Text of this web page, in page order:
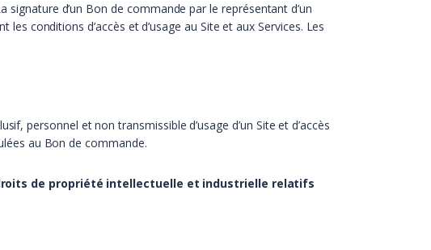
signature d’un Bon de commande par le représentant d’un
conditions d’accès et d’usage au Site et aux Services. Les
personnel et non transmissible d’usage d’un Site et d’accès
au Bon de commande.
de propriété intellectuelle et industrielle relatifs